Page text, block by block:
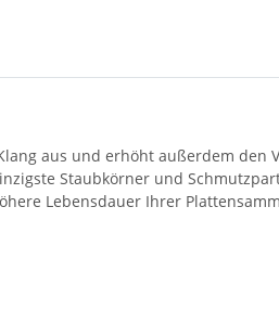
aus und erhöht außerdem den
Staubkörner und
Lebensdauer Ihrer